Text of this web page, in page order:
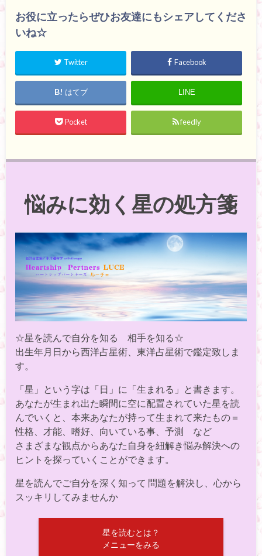
お役に立ったらぜひお友達にもシェアしてくださ
いね☆
Twitter Facebook
はてブ LINE
Pocket feedly
悩みに効く星の処方箋
☆星を読んで自分を知る 相手を知る☆
出生年月日から西洋占星術、東洋占星術で鑑定致しま
す。
「星」という字は「日」に「生まれる」と書きます。
あなたが生まれ出た瞬間に空に配置されていた星を読
んでいくと、本来あなたが持って生まれて来たもの＝
性格、才能、嗜好、向いている事、予測 など
さまざまな観点からあなた自身を紐解き悩み解決への
ヒントを探っていくことができます。
星を読んでご自分を深く知って 問題を解決し、心から
スッキリしてみませんか
星を読むとは？
メニューをみる